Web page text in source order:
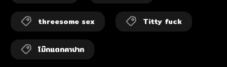
threesome sex Titty fuck
โม๊กแตกคาปาก